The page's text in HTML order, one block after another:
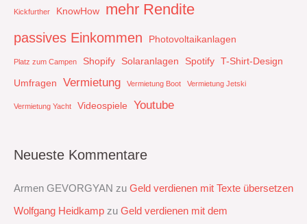
Kickfurther KnowHow mehr Rendite
passives Einkommen Photovoltaikanlagen
Platz zum Campen Shopify Solaranlagen Spotify T-Shirt-Design
Umfragen
Vermietung Vermietung Boot Vermietung Jetski
Vermietung Yacht Videospiele Youtube
Neueste Kommentare
Armen GEVORGYAN zu Geld verdienen mit Texte übersetzen
Wolfgang Heidkamp zu Geld verdienen mit dem